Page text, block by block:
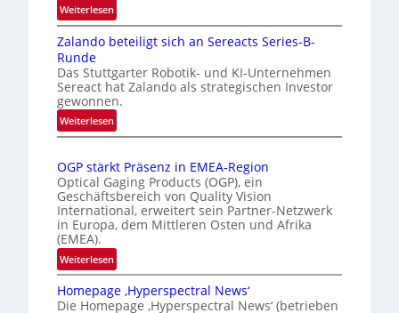
n
e
k
n
n
g
a
t
s
r
e
K
o
n
o
l
Weiterlesen:
I
n
e
r
n
a
o
n
a
l
i
s
i
Zalando beteiligt sich an Sereacts Series-B-
Runde
Das Stuttgarter Robotik- und KI-Unternehmen
Sereact hat Zalando als strategischen Investor
gewonnen.
Weiterlesen:
Z
l
a
n
d
e
t
e
OGP stärkt Präsenz in EMEA-Region
Optical Gaging Products (OGP), ein
Geschäftsbereich von Quality Vision
International, erweitert sein Partner-Netzwerk
in Europa, dem Mittleren Osten und Afrika
(EMEA).
Weiterlesen:
O
G
P
Homepage ‚Hyperspectral News‘
Die Homepage ‚Hyperspectral News‘ (betrieben